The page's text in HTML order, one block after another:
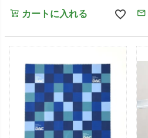
カートに入れる